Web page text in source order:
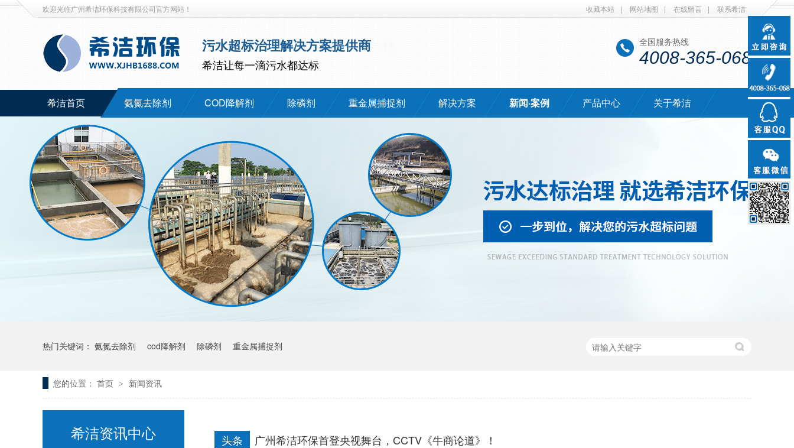
收藏本站 | 网站地图 | 在线留言 | 联系希洁
欢迎光临广州希洁环保科技有限公司官方网站！
污水超标治理解决方案提供商
希洁让每一滴污水都达标
全国服务热线
4008-365-068
希洁首页 氨氮去除剂 COD降解剂 除磷剂 重金属捕捉剂 解决方案 新闻·案例 产品中心 关于希洁
热门关键词： 氨氮去除剂 cod降解剂 除磷剂 重金属捕捉剂
您的位置： 首页 > 新闻资讯
广州希洁环保首登央视舞台，CCTV《牛商论道》！
头条
希洁资讯中心